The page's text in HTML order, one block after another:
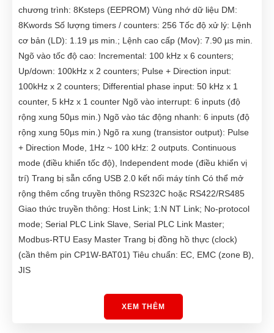
chương trình: 8Ksteps (EEPROM) Vùng nhớ dữ liệu DM:
8Kwords Số lượng timers / counters: 256 Tốc độ xử l‎ý: Lệnh
cơ bản (LD): 1.19 µs min.; Lệnh cao cấp (Mov): 7.90 µs min.
Ngõ vào tốc độ cao: Incremental: 100 kHz x 6 counters;
Up/down: 100kHz x 2 counters; Pulse + Direction input:
100kHz x 2 counters; Differential phase input: 50 kHz x 1
counter, 5 kHz x 1 counter Ngõ vào interrupt: 6 inputs (độ
rộng xung 50µs min.) Ngõ vào tác động nhanh: 6 inputs (độ
rộng xung 50µs min.) Ngõ ra xung (transistor output): Pulse
+ Direction Mode, 1Hz ~ 100 kHz: 2 outputs. Continuous
mode (điều khiển tốc độ), Independent mode (điều khiển vị
trí) Trang bị sẵn cổng USB 2.0 kết nối máy tính Có thể mở
rộng thêm cổng truyền thông RS232C hoặc RS422/RS485
Giao thức truyền thông: Host Link; 1:N NT Link; No-protocol
mode; Serial PLC Link Slave, Serial PLC Link Master;
Modbus-RTU Easy Master Trang bị đồng hồ thực (clock)
(cần thêm pin CP1W-BAT01) Tiêu chuẩn: EC, EMC (zone B),
JIS
XEM THÊM